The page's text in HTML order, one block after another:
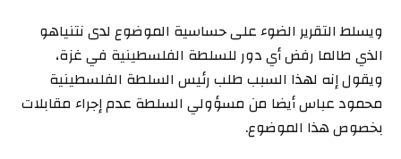
ويسلط التقرير الضوء على حساسية الموضوع لدى نتنياهو
الذي طالما رفض أي دور للسلطة الفلسطينية في غزة،
ويقول إنه لهذا السبب طلب رئيس السلطة الفلسطينية
محمود عباس أيضا من مسؤولي السلطة عدم إجراء مقابلات
بخصوص هذا الموضوع.